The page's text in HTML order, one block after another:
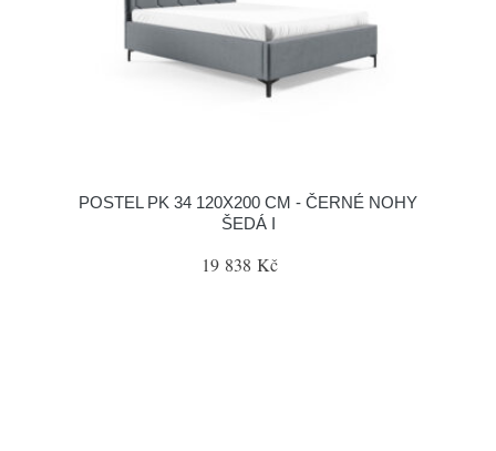
POSTEL PK 34 120X200 CM - ČERNÉ NOHY
ŠEDÁ I
19 838 Kč